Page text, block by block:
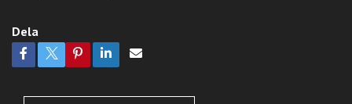
Dela